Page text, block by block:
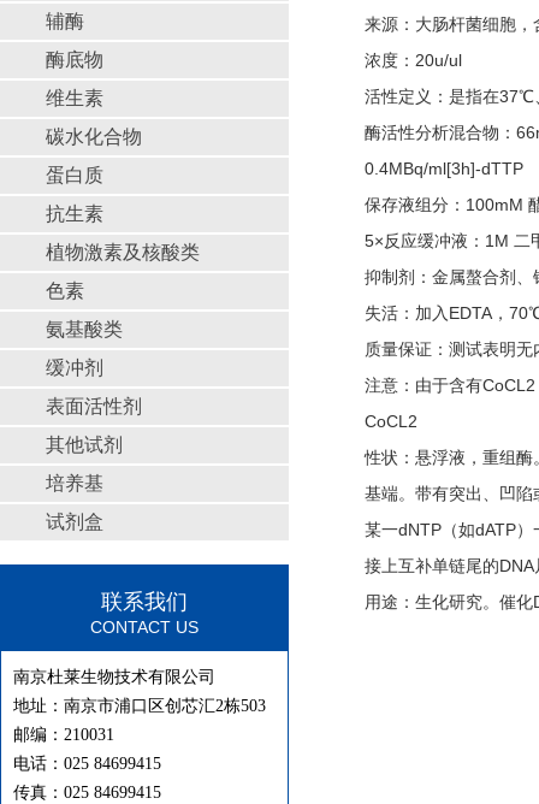
辅酶
酶底物
维生素
碳水化合物
蛋白质
抗生素
植物激素及核酸类
色素
氨基酸类
缓冲剂
表面活性剂
其他试剂
培养基
试剂盒
联系我们
CONTACT US
南京杜莱生物技术有限公司
地址：南京市浦口区创芯汇2栋503
邮编：210031
电话：025 84699415
传真：025 84699415
来源：大肠杆菌细胞
浓度：20u/ul
活性定义：是指在37℃
酶活性分析混合物：
0.4MBq/ml[3h]-dTTP
保存液组分：100mM
5×反应缓冲液：1M
抑制剂：金属螯合剂
失活：加入EDTA，
质量保证：测试表明
注意：由于含有
CoCL2
性状：悬浮液，重组
基端。带有突出、凹
某一dNTP（如dATP
接上互补单链尾的
用途：生化研究。催